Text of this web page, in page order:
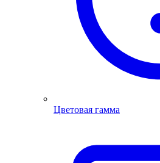
Цветовая гамма